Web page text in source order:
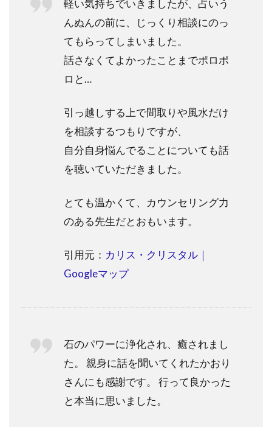
軽い気持ちでいきましたが、占いう
んぬんの前に、じっくり相談にのっ
てもらってしまいました。
話さなくてよかったことまでポロポ
ロと…
引っ越しする上で間取りや風水だけ
を相談するつもりですが、
自分自身悩んでることについても話
を聴いていただきました。
とても温かくて、カウンセリング力
のある先生だとおもいます。
引用元： カリス・クリスタル｜
Googleマップ
石のパワーに浄化され、癒されまし
た。 親身に話を聞いてくれたかおり
さんにも感謝です。 行って良かった
と本当に思いました。